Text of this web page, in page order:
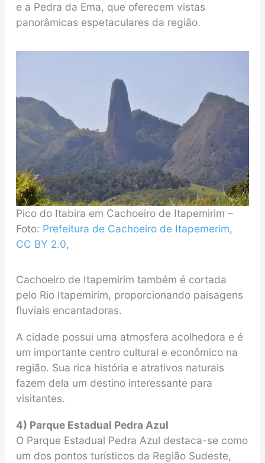
e a Pedra da Ema, que oferecem vistas
panorâmicas espetaculares da região.
Pico do Itabira em Cachoeiro de Itapemirim –
Foto: Prefeitura de Cachoeiro de Itapemerim,
CC BY 2.0,
Cachoeiro de Itapemirim também é cortada
pelo Rio Itapemirim, proporcionando paisagens
fluviais encantadoras.
A cidade possui uma atmosfera acolhedora e é
um importante centro cultural e econômico na
região. Sua rica história e atrativos naturais
fazem dela um destino interessante para
visitantes.
4) Parque Estadual Pedra Azul
O Parque Estadual Pedra Azul destaca-se como
um dos pontos turísticos da Região Sudeste,